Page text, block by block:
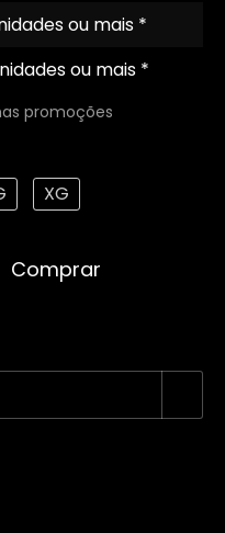
ou mais *
ou mais *
promoções
XG